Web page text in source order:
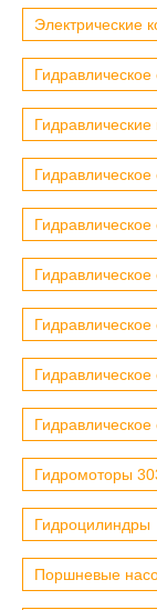
Электрические
Гидравлические
Гидромоторы
Гидроцилиндры
Поршневые